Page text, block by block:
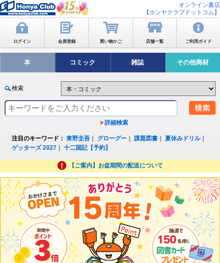
オンライン書店
【ホンヤクラブドットコム】
ログイン 会員登録 買い物かご 店舗一覧 ご利用ガイド
本 コミック 雑誌 その他商材
検索
詳細検索
注目のキーワード： 東野圭吾 グローグー ｜課題図書 ｜夏休みドリル｜
ゲッターズ 2027 ｜十二国記【予約】
【ご案内】お盆期間の配送について